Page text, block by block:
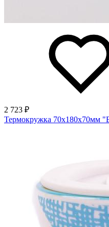
2 723 ₽
Термокружка 70х180х70мм